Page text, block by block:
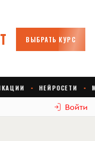
Войти